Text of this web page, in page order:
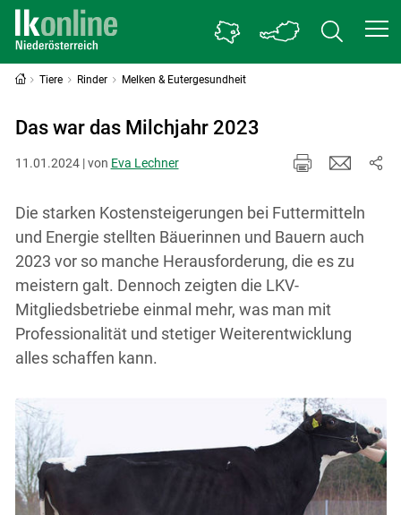
Tiere Rinder Melken & Eutergesundheit
Das war das Milchjahr 2023
11.01.2024 | von Eva Lechner
Die starken Kostensteigerungen bei Futtermitteln
und Energie stellten Bäuerinnen und Bauern auch
2023 vor so manche Herausforderung, die es zu
meistern galt. Dennoch zeigten die LKV-
Mitgliedsbetriebe einmal mehr, was man mit
Professionalität und stetiger Weiterentwicklung
alles schaffen kann.